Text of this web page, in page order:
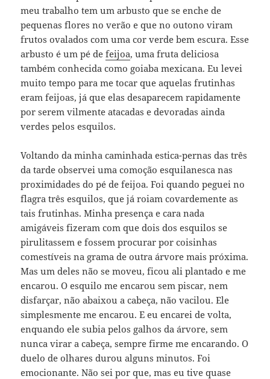
meu trabalho tem um arbusto que se enche de
pequenas flores no verão e que no outono viram
frutos ovalados com uma cor verde bem escura. Esse
arbusto é um pé defeijoa, uma fruta deliciosa
também conhecida como goiaba mexicana. Eu levei
muito tempo para me tocar que aquelas frutinhas
eram feijoas, já que elas desaparecem rapidamente
por serem vilmente atacadas e devoradas ainda
verdes pelos esquilos.
Voltando da minha caminhada estica-pernas das três
da tarde observei uma comoção esquilanesca nas
proximidades do pé de feijoa. Foi quando peguei no
flagra três esquilos, que já roiam covardemente as
tais frutinhas. Minha presença e cara nada
amigáveis fizeram com que dois dos esquilos se
pirulitassem e fossem procurar por coisinhas
comestíveis na grama de outra árvore mais próxima.
Mas um deles não se moveu, ficou ali plantado e me
encarou. O esquilo me encarou sem piscar, nem
disfarçar, não abaixou a cabeça, não vacilou. Ele
simplesmente me encarou. E eu encarei de volta,
enquando ele subia pelos galhos da árvore, sem
nunca virar a cabeça, sempre firme me encarando. O
duelo de olhares durou alguns minutos. Foi
emocionante. Não sei por que, mas eu tive quase